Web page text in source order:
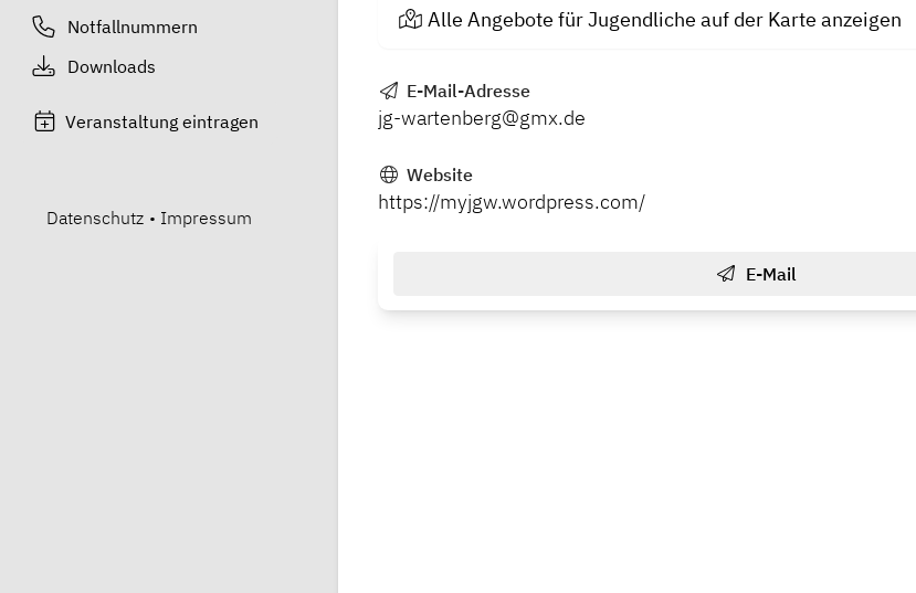
Notfallnummern
Downloads
Veranstaltung eintragen
Datenschutz • Impressum
Alle Angebote für Jugendliche auf der Karte anzeigen
E-Mail-Adresse
jg-wartenberg@gmx.de
Website
https://myjgw.wordpress.com/
E-Mail